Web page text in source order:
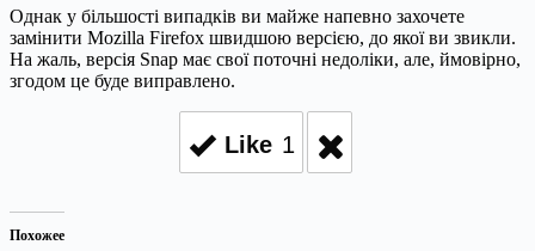
Однак у більшості випадків ви майже напевно захочете
замінити Mozilla Firefox швидшою версією, до якої ви звикли.
На жаль, версія Snap має свої поточні недоліки, але, ймовірно,
згодом це буде виправлено.
Like 1
Похожее